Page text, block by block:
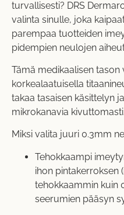
turvallisesti? DRS
valinta sinulle, joka
parempaa tuotteiden
pidempien neulojen
Tämä medikaalisen
korkealaatuisella
takaa tasaisen käsittelyn
mikrokanavia kivuttomasti.
Miksi valita juuri 0.3mm
Tehokkaampi
ihon pintakerroksen
tehokkaammin kuin
seerumien pääsyn